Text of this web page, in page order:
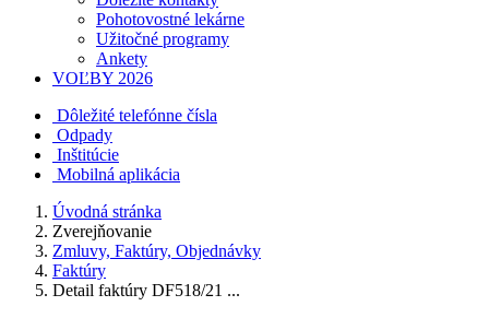
Pohotovostné lekárne
Užitočné programy
Ankety
VOĽBY 2026
Dôležité telefónne čísla
Odpady
Inštitúcie
Mobilná aplikácia
Úvodná stránka
Zverejňovanie
Zmluvy, Faktúry, Objednávky
Faktúry
Detail faktúry DF518/21 ...